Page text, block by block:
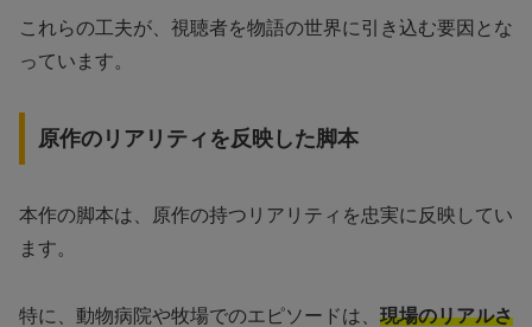
これらの工夫が、視聴者を物語の世界に引き込む要因とな
っています。
原作のリアリティを反映した脚本
本作の脚本は、原作の持つリアリティを忠実に反映してい
ます。
特に、動物病院や牧場でのエピソードは、 現場のリアルさ